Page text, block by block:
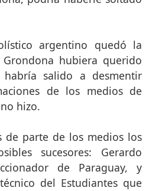
argentino quedó la
hubiera querido
habría salido a desmentir
de los medios de
hizo.
de parte de los medios los
sucesores: Gerardo
de Paraguay, y
del Estudiantes que